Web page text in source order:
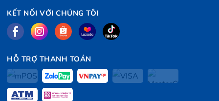
KẾT NỐI VỚI CHÚNG TÔI
HỖ TRỢ THANH TOÁN